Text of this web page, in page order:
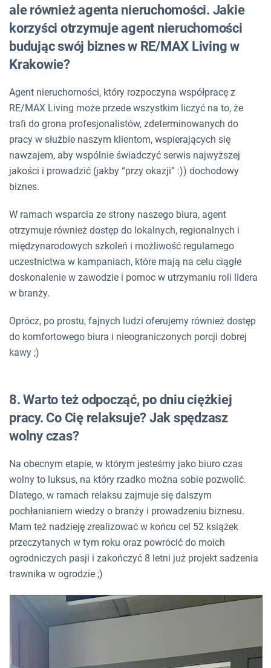
ale również agenta nieruchomości. Jakie
korzyści otrzymuje agent nieruchomości
budując swój biznes w RE/MAX Living w
Krakowie?
Agent nieruchomości, który rozpoczyna współpracę z
RE/MAX Living może przede wszystkim liczyć na to, że
trafi do grona profesjonalistów, zdeterminowanych do
pracy w służbie naszym klientom, wspierających się
nawzajem, aby wspólnie świadczyć serwis najwyższej
jakości i prowadzić (jakby “przy okazji” :)) dochodowy
biznes.
W ramach wsparcia ze strony naszego biura, agent
otrzymuje również dostęp do lokalnych, regionalnych i
międzynarodowych szkoleń i możliwość regularnego
uczestnictwa w kampaniach, które mają na celu ciągłe
doskonalenie w zawodzie i pomoc w utrzymaniu roli lidera
w branży.
Oprócz, po prostu, fajnych ludzi oferujemy również dostęp
do komfortowego biura i nieograniczonych porcji dobrej
kawy ;)
8. Warto też odpocząć, po dniu ciężkiej
pracy. Co Cię relaksuje? Jak spędzasz
wolny czas?
Na obecnym etapie, w którym jesteśmy jako biuro czas
wolny to luksus, na który rzadko można sobie pozwolić.
Dlatego, w ramach relaksu zajmuje się dalszym
pochłanianiem wiedzy o branży i prowadzeniu biznesu.
Mam też nadzieję zrealizować w końcu cel 52 książek
przeczytanych w tym roku oraz powrócić do moich
ogrodniczych pasji i zakończyć 8 letni już projekt sadzenia
trawnika w ogrodzie ;)